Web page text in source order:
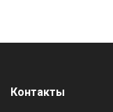
Контакты